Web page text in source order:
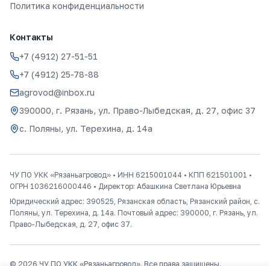
Политика конфиденциальности
Контакты
+7 (4912) 27-51-51
+7 (4912) 25-78-88
agrovod@inbox.ru
390000, г. Рязань, ул. Право-Лыбедская, д. 27, офис 37
с. Поляны, ул. Терехина, д. 14а
ЧУ ПО УКК «Рязаньагровод» • ИНН 6215001044 • КПП 621501001 •
ОГРН 1036216000446 • Директор: Абашкина Светлана Юрьевна
Юридический адрес: 390525, Рязанская область, Рязанский район, с.
Поляны, ул. Терехина, д. 14а. Почтовый адрес: 390000, г. Рязань, ул.
Право-Лыбедская, д. 27, офис 37.
© 2026 ЧУ ПО УКК «Рязаньагровод». Все права защищены.